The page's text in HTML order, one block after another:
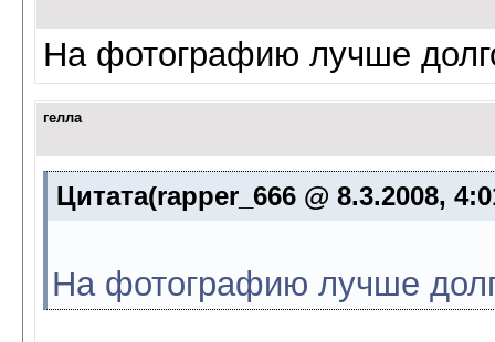
На фотографию лучше
гелла
Цитата(rapper_666 @ 8.3.2008,
На фотографию лучше